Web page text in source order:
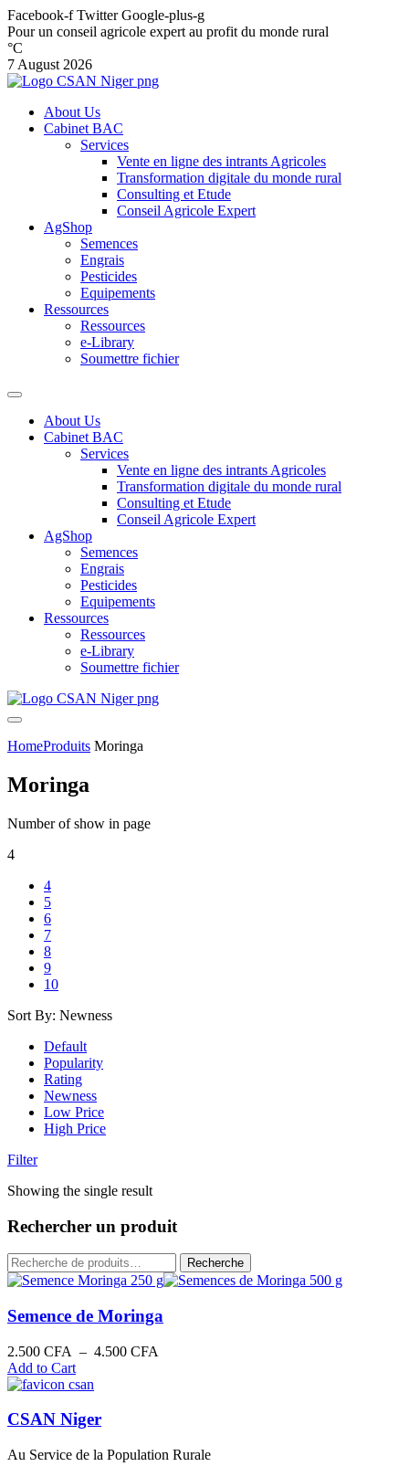
Facebook-f Twitter Google-plus-g
Pour un conseil agricole expert au profit du monde rural
°C
7 August 2026
About Us
Cabinet BAC
Services
Vente en ligne des intrants Agricoles
Transformation digitale du monde rural
Consulting et Etude
Conseil Agricole Expert
AgShop
Semences
Engrais
Pesticides
Equipements
Ressources
Ressources
e-Library
Soumettre fichier
About Us
Cabinet BAC
Services
Vente en ligne des intrants Agricoles
Transformation digitale du monde rural
Consulting et Etude
Conseil Agricole Expert
AgShop
Semences
Engrais
Pesticides
Equipements
Ressources
Ressources
e-Library
Soumettre fichier
HomeProduits Moringa
Moringa
Number of show in page
4
4
5
6
7
8
9
10
Sort By: Newness
Default
Popularity
Rating
Newness
Low Price
High Price
Filter
Showing the single result
Rechercher un produit
Recherche
pour :
Recherche
Semence de Moringa
2.500 CFA – 4.500 CFA
Add to Cart
CSAN Niger
Au Service de la Population Rurale